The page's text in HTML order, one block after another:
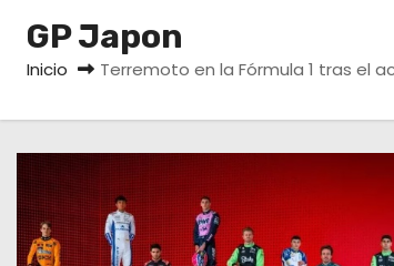
o
GP Japon
Inicio Terremoto en la Fórmula 1 tras el